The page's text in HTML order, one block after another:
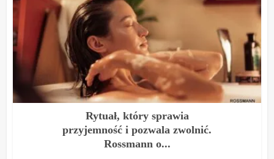
Rytuał, który sprawia
przyjemność i pozwala zwolnić.
Rossmann o...